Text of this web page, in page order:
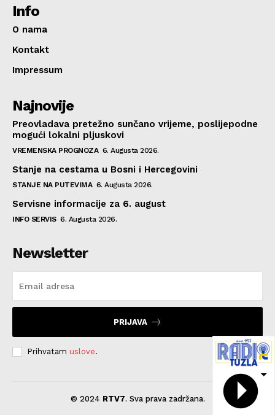
Info
O nama
Kontakt
Impressum
Najnovije
Preovladava pretežno sunčano vrijeme, poslijepodne
mogući lokalni pljuskovi
VREMENSKA PROGNOZA 6. Augusta 2026.
Stanje na cestama u Bosni i Hercegovini
STANJE NA PUTEVIMA 6. Augusta 2026.
Servisne informacije za 6. august
INFO SERVIS 6. Augusta 2026.
Newsletter
PRIJAVA
Prihvatam uslove.
© 2024 RTV7. Sva prava zadržana.